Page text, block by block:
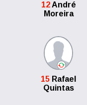
12André
Moreira
15 Rafael
Quintas